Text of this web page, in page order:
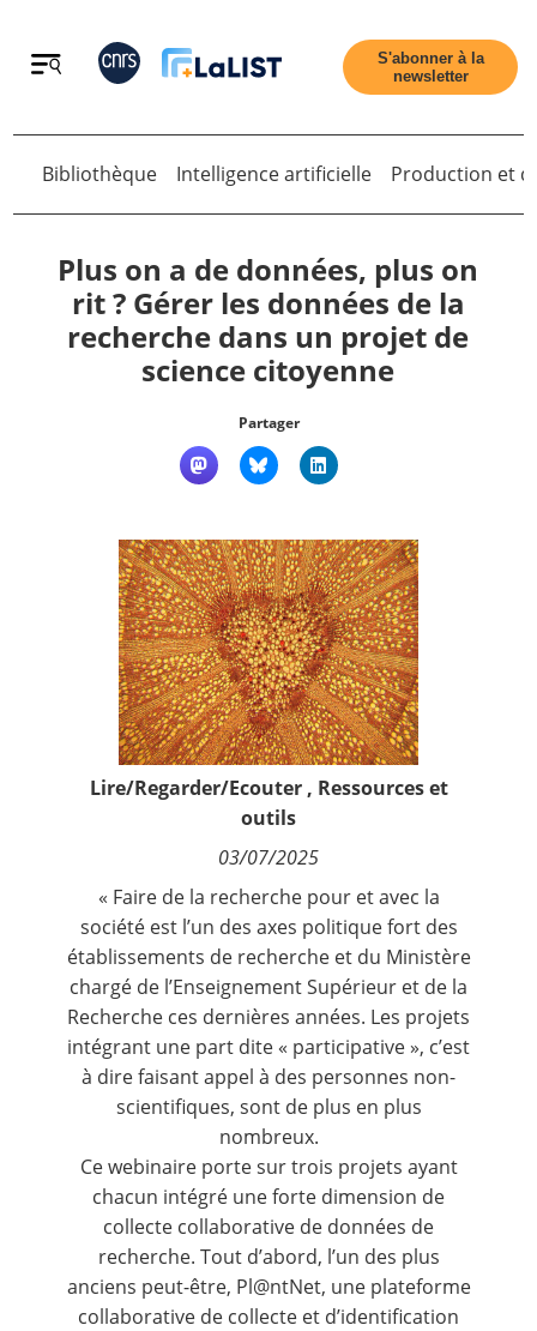
Retour
Accueil
Qui sommes nous ?
Nous suivre
S'abonner à la
newsletter
Retour
Bibliothèque Intelligence artificielle Production et
Plus on a de données, plus on
rit ? Gérer les données de la
recherche dans un projet de
science citoyenne
Partager
Lire/Regarder/Ecouter, Ressources et
outils
03/07/2025
« Faire de la recherche pour et avec la
société est l’un des axes politique fort des
établissements de recherche et du Ministère
chargé de l’Enseignement Supérieur et de la
Recherche ces dernières années. Les projets
intégrant une part dite « participative », c’est
à dire faisant appel à des personnes non-
scientifiques, sont de plus en plus
nombreux.
Ce webinaire porte sur trois projets ayant
chacun intégré une forte dimension de
collecte collaborative de données de
recherche. Tout d’abord, l’un des plus
anciens peut-être, Pl@ntNet, une plateforme
collaborative de collecte et d’identification